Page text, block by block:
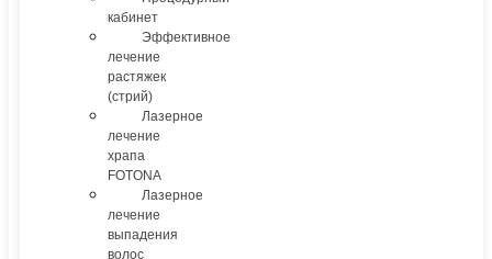
кабинет
Эффективное
лечение
растяжек
(стрий)
Лазерное
лечение
храпа
FOTONA
Лазерное
лечение
выпадения
волос